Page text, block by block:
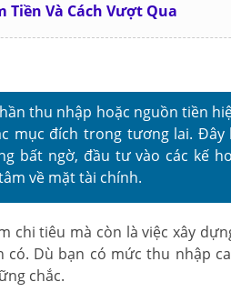
Tiền Và Cách Vượt Qua
thu nhập hoặc nguồn tiền
mục đích trong tương lai.
bất ngờ, đầu tư vào các kế
về mặt tài chính.
chi tiêu mà còn là việc xây
Dù bạn có mức thu nhập
chắc.